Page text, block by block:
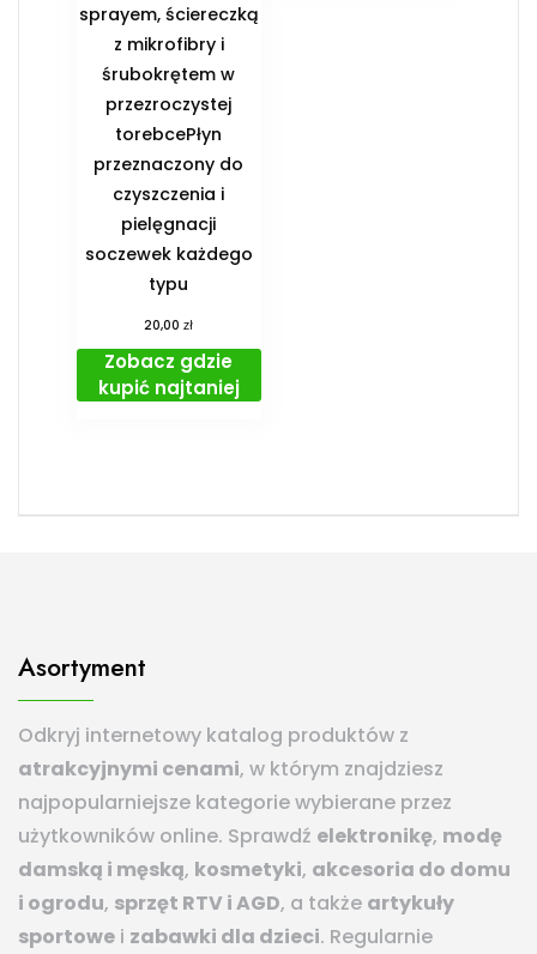
sprayem, ściereczką
z mikrofibry i
śrubokrętem w
przezroczystej
torebcePłyn
przeznaczony do
czyszczenia i
pielęgnacji
soczewek każdego
typu
20,00zł
Zobacz gdzie
kupić najtaniej
Asortyment
Odkryj internetowy katalog produktów z
atrakcyjnymi cenami, w którym znajdziesz
najpopularniejsze kategorie wybierane przez
użytkowników online. Sprawdź elektronikę, modę
damską i męską, kosmetyki, akcesoria do domu
i ogrodu, sprzęt RTV i AGD, a także artykuły
sportowe i zabawki dla dzieci. Regularnie